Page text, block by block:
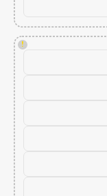
!